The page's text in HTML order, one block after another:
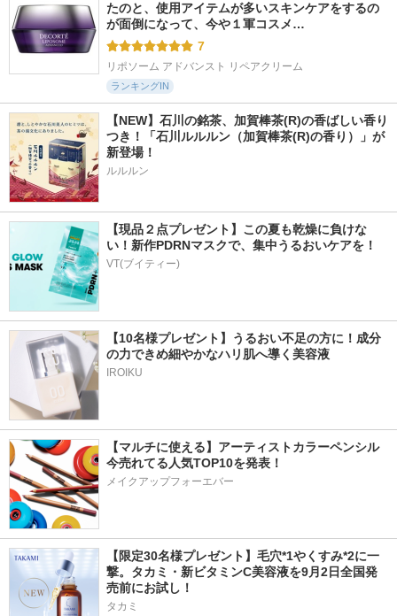
たのと、使用アイテムが多いスキンケアをするの
が面倒になって、今や１軍コスメ…
7
リポソーム アドバンスト リペアクリーム
ランキングIN
【NEW】石川の銘茶、加賀棒茶(R)の香ばしい香り
つき！「石川ルルルン（加賀棒茶(R)の香り）」が
新登場！
ルルルン
【現品２点プレゼント】この夏も乾燥に負けな
い！新作PDRNマスクで、集中うるおいケアを！
VT(ブイティー)
【10名様プレゼント】うるおい不足の方に！成分
の力できめ細やかなハリ肌へ導く美容液
IROIKU
【マルチに使える】アーティストカラーペンシル
今売れてる人気TOP10を発表！
メイクアップフォーエバー
【限定30名様プレゼント】毛穴*1やくすみ*2に一
撃。タカミ・新ビタミンC美容液を9月2日全国発
売前にお試し！
タカミ